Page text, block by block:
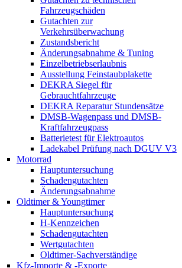
Fahrzeugschäden
Gutachten zur
Verkehrsüberwachung
Zustandsbericht
Änderungsabnahme & Tuning
Einzelbetriebserlaubnis
Ausstellung Feinstaubplakette
DEKRA Siegel für
Gebrauchtfahrzeuge
DEKRA Reparatur Stundensätze
DMSB-Wagenpass und DMSB-
Kraftfahrzeugpass
Batterietest für Elektroautos
Ladekabel Prüfung nach DGUV V3
Motorrad
Hauptuntersuchung
Schadengutachten
Änderungsabnahme
Oldtimer & Youngtimer
Hauptuntersuchung
H-Kennzeichen
Schadengutachten
Wertgutachten
Oldtimer-Sachverständige
Kfz-Importe & -Exporte